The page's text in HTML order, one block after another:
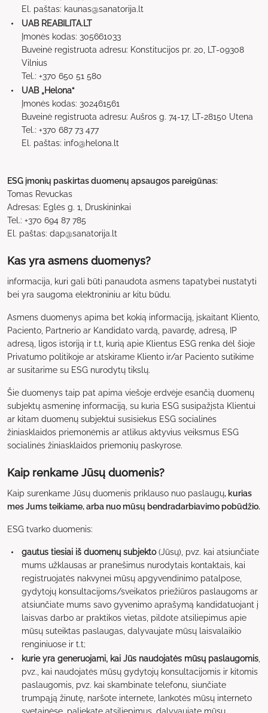
El. paštas: kaunas@sanatorija.lt
UAB REABILITA.LT
Įmonės kodas: 305661033
Buveinė registruota adresu: Konstitucijos pr. 20, LT-09308
Vilnius
Tel.: +370 650 51 580
UAB „Helona“
Įmonės kodas: 302461561
Buveinė registruota adresu: Aušros g. 74-17, LT-28150 Utena
Tel.: +370 687 73 477
El. paštas: info@helona.lt
ESG įmonių paskirtas duomenų apsaugos pareigūnas:
Tomas Revuckas
Adresas: Eglės g. 1, Druskininkai
Tel.: +370 694 87 785
El. paštas: dap@sanatorija.lt
Kas yra asmens duomenys?
informacija, kuri gali būti panaudota asmens tapatybei nustatyti
bei yra saugoma elektroniniu ar kitu būdu.
Asmens duomenys apima bet kokią informaciją, įskaitant Kliento,
Paciento, Partnerio ar Kandidato vardą, pavardę, adresą, IP
adresą, ligos istoriją ir t.t, kurią apie Klientus ESG renka dėl šioje
Privatumo politikoje ar atskirame Kliento ir/ar Paciento sutikime
ar susitarime su ESG nurodytų tikslų.
Šie duomenys taip pat apima viešoje erdvėje esančią duomenų
subjektų asmeninę informaciją, su kuria ESG susipažįsta Klientui
ar kitam duomenų subjektui susisiekus ESG socialinės
žiniasklaidos priemonėmis ar atlikus aktyvius veiksmus ESG
socialinės žiniasklaidos priemonių paskyrose.
Kaip renkame Jūsų duomenis?
Kaip surenkame Jūsų duomenis priklauso nuo paslaugų, kurias
mes Jums teikiame, arba nuo mūsų bendradarbiavimo pobūdžio.
ESG tvarko duomenis:
gautus tiesiai iš duomenų subjekto(Jūsų), pvz. kai atsiunčiate
mums užklausas ar pranešimus nurodytais kontaktais, kai
registruojatės nakvynei mūsų apgyvendinimo patalpose,
gydytojų konsultacijoms/sveikatos priežiūros paslaugoms ar
atsiunčiate mums savo gyvenimo aprašymą kandidatuojant į
laisvas darbo ar praktikos vietas, pildote atsiliepimus apie
mūsų suteiktas paslaugas, dalyvaujate mūsų laisvalaikio
renginiuose ir t.t;
kurie yra generuojami, kai Jūs naudojatės mūsų paslaugomis
pvz., kai naudojatės mūsų gydytojų konsultacijomis ir kitomis
paslaugomis, pvz. kai skambinate telefonu, siunčiate
trumpąją žinutę, naršote internete, lankotės mūsų interneto